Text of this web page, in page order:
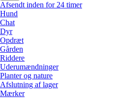
Afsendt inden for 24 timer
Hund
Chat
Dyr
Opdræt
Gården
Riddere
Uderumændninger
Planter og nature
Afslutning af lager
Mærker